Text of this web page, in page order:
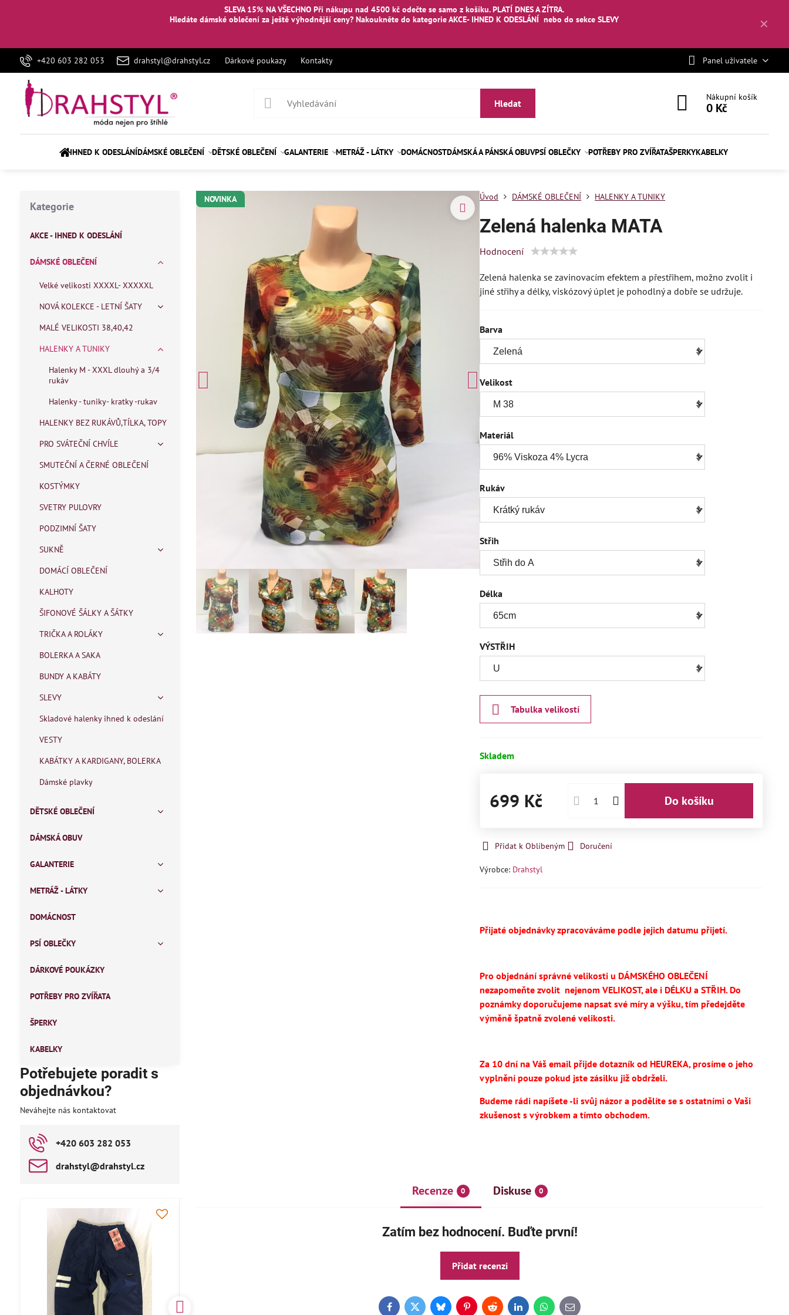
✕
SLEVA 15% NA VŠECHNO Při nákupu nad 4500 kč odečte se samo z košíku. PLATÍ DNES A ZÍTRA.
Hledáte dámské oblečení za ještě výhodnější ceny? Nakouknětedo kategorie AKCE- IHNED K ODESLÁNÍ nebodo sekce SLEVY
+420 603 282 053 drahstyl@drahstyl.cz Dárkové poukazy Kontakty Panel uživatele
Hledat
Nákupní košík
0 Kč
IHNED K ODESLÁNÍDÁMSKÉ OBLEČENÍ DĚTSKÉ OBLEČENÍ GALANTERIE METRÁŽ - LÁTKY DOMÁCNOSTDÁMSKÁ A PÁNSKÁ OBUVPSÍ OBLEČKY POTŘEBY PRO ZVÍŘATAŠPERKYKABELKY
NOVINKA Úvod DÁMSKÉ OBLEČENÍ HALENKY A TUNIKY
Zelená halenka MATA
Hodnocení
Zelená halenka se zavinovacím efektem a přestřihem, možno zvolit i
jiné střihy a délky, viskózový úplet je pohodlný a dobře se udržuje.
Barva
Velikost
Materiál
Rukáv
Střih
Délka
VÝSTŘIH
Tabulka velikostí
Skladem
699 Kč Do košíku
Přidat k Oblíbeným Doručení
Výrobce: Drahstyl
Přijaté objednávky zpracováváme podle jejich datumu přijetí.
Pro objednání správné velikosti u DÁMSKÉHO OBLEČENÍ
nezapomeňte zvolitnejenom VELIKOST, ale i DÉLKU a STŘIH. Do
poznámky doporučujeme napsat své míry a výšku, tím předejděte
výměně špatně zvolené velikosti.
Za 10 dní na Váš email přijde dotazník od HEUREKA, prosíme o jeho
vyplnění pouze pokud jste zásilku již obdrželi.
Budeme rádi napíšete -li svůj názor a podělíte se s ostatními o Vaši
zkušenost s výrobkem a tímto obchodem.
Recenze 0 Diskuse 0
Zatím bez hodnocení. Buďte první!
Přidat recenzi
FacebookTwitterBlueskyPinterestRedditLinkedInWhatsApp
E-
Kategorie
AKCE - IHNED K ODESLÁNÍ
DÁMSKÉ OBLEČENÍ
Velké velikosti XXXXL- XXXXXL
NOVÁ KOLEKCE - LETNÍ ŠATY
MALÉ VELIKOSTI 38,40,42
HALENKY A TUNIKY
Halenky M - XXXL dlouhý a 3/4
rukáv
Halenky - tuniky- kratky -rukav
HALENKY BEZ RUKÁVŮ,TÍLKA, TOPY
PRO SVÁTEČNÍ CHVÍLE
SMUTEČNÍ A ČERNÉ OBLEČENÍ
KOSTÝMKY
SVETRY PULOVRY
PODZIMNÍ ŠATY
SUKNĚ
DOMÁCÍ OBLEČENÍ
KALHOTY
ŠIFONOVÉ ŠÁLKY A ŠÁTKY
TRIČKA A ROLÁKY
BOLERKA A SAKA
BUNDY A KABÁTY
SLEVY
Skladové halenky ihned k odeslání
VESTY
KABÁTKY A KARDIGANY, BOLERKA
Dámské plavky
DĚTSKÉ OBLEČENÍ
DÁMSKÁ OBUV
GALANTERIE
METRÁŽ - LÁTKY
DOMÁCNOST
PSÍ OBLEČKY
DÁRKOVÉ POUKÁZKY
POTŘEBY PRO ZVÍŘATA
ŠPERKY
KABELKY
Potřebujete poradit s
objednávkou?
Neváhejte nás kontaktovat
+420 603 282 053
drahstyl​@drahstyl​.cz